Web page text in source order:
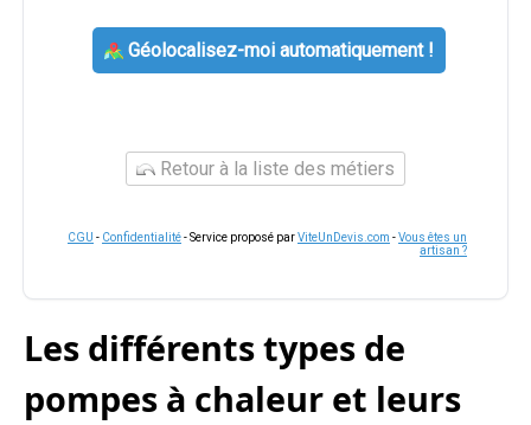
Géolocalisez-moi automatiquement !
Retour à la liste des métiers
CGU - Confidentialité- Service proposé parViteUnDevis.com -Vous êtes un
artisan ?
Les différents types de
pompes à chaleur et leurs